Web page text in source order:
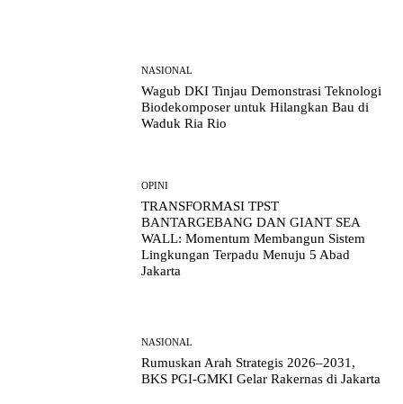
NASIONAL
Wagub DKI Tinjau Demonstrasi Teknologi
Biodekomposer untuk Hilangkan Bau di
Waduk Ria Rio
OPINI
TRANSFORMASI TPST
BANTARGEBANG DAN GIANT SEA
WALL: Momentum Membangun Sistem
Lingkungan Terpadu Menuju 5 Abad
Jakarta
NASIONAL
Rumuskan Arah Strategis 2026–2031,
BKS PGI-GMKI Gelar Rakernas di Jakarta